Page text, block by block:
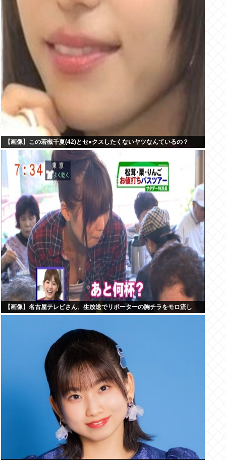
【画像】この若槻千夏(42)とセ●クスしたくないヤツなんているの？
【画像】名古屋テレビさん、生放送でリポーターの胸チラをモロ流し